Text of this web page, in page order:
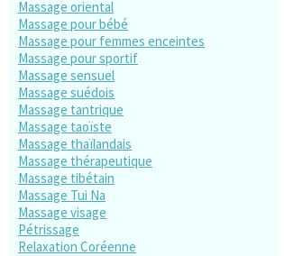
Massage oriental
Massage pour bébé
Massage pour femmes enceintes
Massage pour sportif
Massage sensuel
Massage suédois
Massage tantrique
Massage taoïste
Massage thaïlandais
Massage thérapeutique
Massage tibétain
Massage Tui Na
Massage visage
Pétrissage
Relaxation Coréenne